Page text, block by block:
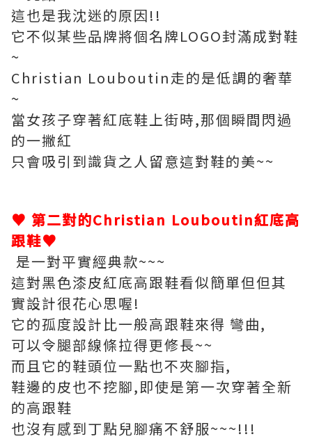
這也是我沈迷的原因!!
它不似某些品牌將個名牌LOGO封滿成對鞋
~
Christian Louboutin走的是低調的奢華
~
當女孩子穿著紅底鞋上街時,那個瞬間閃過
的一撇紅
只會吸引到識貨之人留意這對鞋的美~~
♥ 第二對的Christian Louboutin紅底高
跟鞋♥
是一對平實經典款~~~
這對黑色漆皮紅底高跟鞋看似簡單但但其
實設計很花心思喔!
它的孤度設計比一般高跟鞋來得 彎曲,
可以令腿部線條拉得更修長~~
而且它的鞋頭位一點也不夾腳指,
鞋邊的皮也不挖腳,即使是第一次穿著全新
的高跟鞋
也沒有感到丁點兒腳痛不舒服~~~!!!